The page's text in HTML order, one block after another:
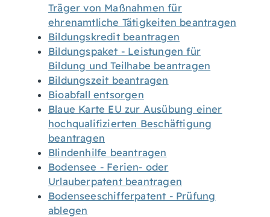
Träger von Maßnahmen für
ehrenamtliche Tätigkeiten beantragen
Bildungskredit beantragen
Bildungspaket - Leistungen für
Bildung und Teilhabe beantragen
Bildungszeit beantragen
Bioabfall entsorgen
Blaue Karte EU zur Ausübung einer
hochqualifizierten Beschäftigung
beantragen
Blindenhilfe beantragen
Bodensee - Ferien- oder
Urlauberpatent beantragen
Bodenseeschifferpatent - Prüfung
ablegen